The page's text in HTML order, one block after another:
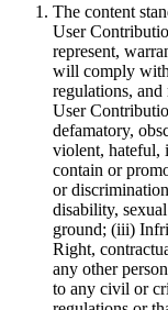
The content
User
represent,
will comply
regulations,
User
defamatory,
violent, hateful,
contain or
or
disability,
ground; (iii)
Right,
any other
to any civil or